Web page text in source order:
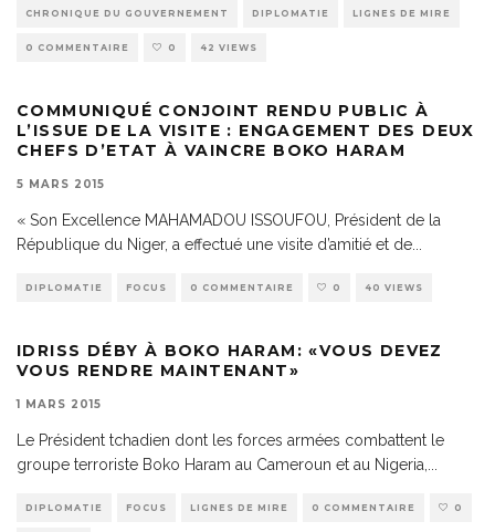
CHRONIQUE DU GOUVERNEMENT DIPLOMATIE LIGNES DE MIRE
0 COMMENTAIRE 0 42 VIEWS
COMMUNIQUÉ CONJOINT RENDU PUBLIC À
L’ISSUE DE LA VISITE : ENGAGEMENT DES DEUX
CHEFS D’ETAT À VAINCRE BOKO HARAM
5 MARS 2015
« Son Excellence MAHAMADOU ISSOUFOU, Président de la
République du Niger, a effectué une visite d’amitié et de
DIPLOMATIE FOCUS 0 COMMENTAIRE 0 40 VIEWS
IDRISS DÉBY À BOKO HARAM: «VOUS DEVEZ
VOUS RENDRE MAINTENANT»
1 MARS 2015
Le Président tchadien dont les forces armées combattent le
groupe terroriste Boko Haram au Cameroun et au Nigeria,
DIPLOMATIE FOCUS LIGNES DE MIRE 0 COMMENTAIRE 0